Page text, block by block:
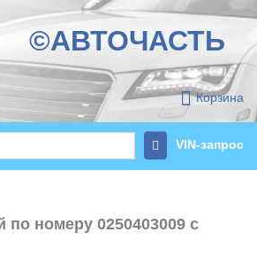
©АВТОЧАСТЬ
Корзина
VIN-запрос
по номеру 0250403009 с